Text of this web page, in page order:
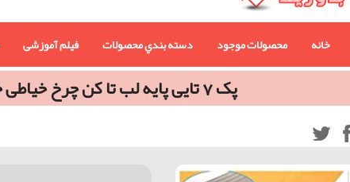
خانه محصولات موجود دسته بندي محصولات فیلم آموزشی
پک 7 تایی پایه لب تا کن چرخ خیاطی خانگی